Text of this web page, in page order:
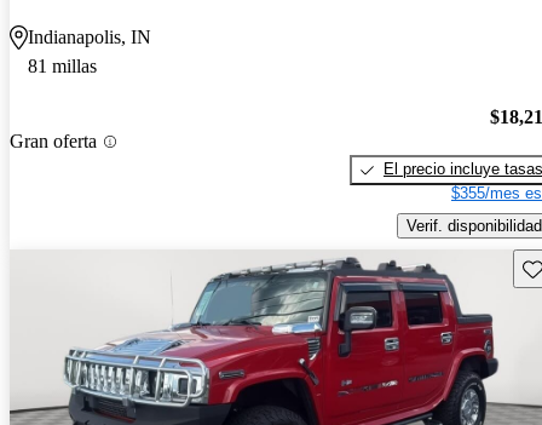
Indianapolis, IN
81 millas
Gran oferta
El precio incluye tasas
$355/mes
Verif. disponibilidad